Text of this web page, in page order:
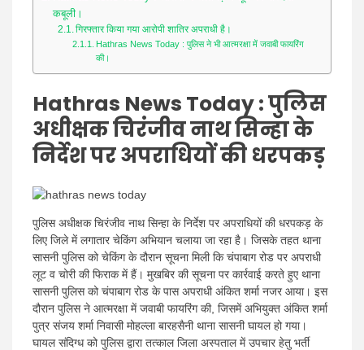
कबूली।
गिरफ्तार किया गया आरोपी शातिर अपराधी है।
Hathras News Today : पुलिस ने भी आत्मरक्षा में जवाबी फायरिंग
की।
Hathras News Today: पुलिस
अधीक्षक चिरंजीव नाथ सिन्हा के
निर्देश पर अपराधियों की धरपकड़
पुलिस अधीक्षक चिरंजीव नाथ सिन्हा के निर्देश पर अपराधियों की धरपकड़ के
लिए जिले में लगातार चेकिंग अभियान चलाया जा रहा है। जिसके तहत थाना
सासनी पुलिस को चेकिंग के दौरान सूचना मिली कि चंपाबाग रोड पर अपराधी
लूट व चोरी की फिराक में हैं। मुखबिर की सूचना पर कार्रवाई करते हुए थाना
सासनी पुलिस को चंपाबाग रोड के पास अपराधी अंकित शर्मा नजर आया। इस
दौरान पुलिस ने आत्मरक्षा में जवाबी फायरिंग की, जिसमें अभियुक्त अंकित शर्मा
पुत्र संजय शर्मा निवासी मोहल्ला बारहसैनी थाना सासनी घायल हो गया।
घायल संदिग्ध को पुलिस द्वारा तत्काल जिला अस्पताल में उपचार हेतु भर्ती